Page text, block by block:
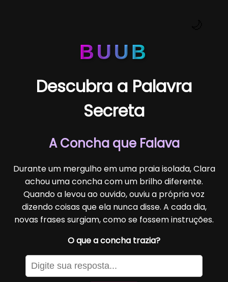
BUUB
Descubra a Palavra
Secreta
A Concha que Falava
Durante um mergulho em uma praia isolada, Clara
achou uma concha com um brilho diferente.
Quando a levou ao ouvido, ouviu a própria voz
dizendo coisas que ela nunca disse. A cada dia,
novas frases surgiam, como se fossem instruções.
O que a concha trazia?